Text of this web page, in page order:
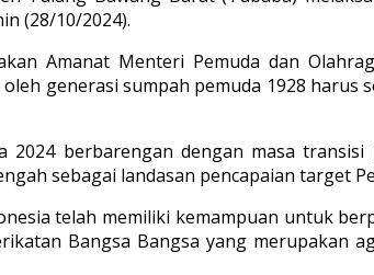
(28/10/2024).
Amanat Menteri Pemuda dan
generasi sumpah pemuda 1928
2024 berbarengan dengan masa
sebagai landasan pencapaian target
telah memiliki kemampuan untuk
Bangsa Bangsa yang